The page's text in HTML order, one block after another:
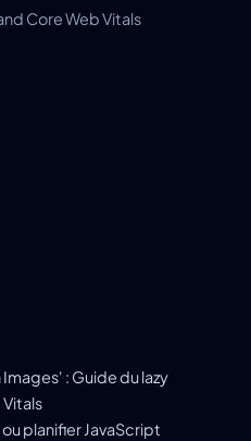
Core Web Vitals
: Guide du lazy
planifier JavaScript